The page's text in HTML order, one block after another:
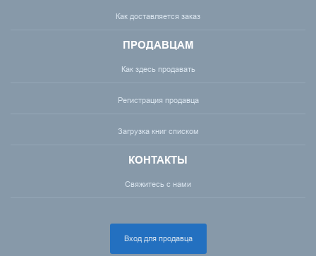
Как доставляется заказ
ПРОДАВЦАМ
Как здесь продавать
Регистрация продавца
Загрузка книг списком
КОНТАКТЫ
Свяжитесь с нами
Вход для продавца